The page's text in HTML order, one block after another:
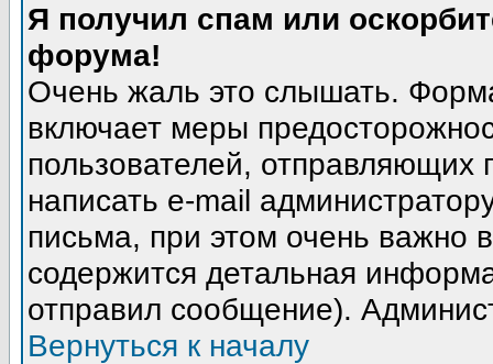
Я получил спам или
форума!
Очень жаль это слышать.
включает меры
пользователей,
написать e-mail
письма, при этом очень важно
содержится детальная
отправил сообщение).
Вернуться к началу